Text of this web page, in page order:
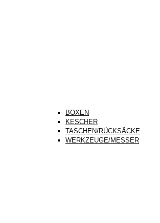
BOXEN
KESCHER
TASCHEN/RÜCKSÄCKE
WERKZEUGE/MESSER